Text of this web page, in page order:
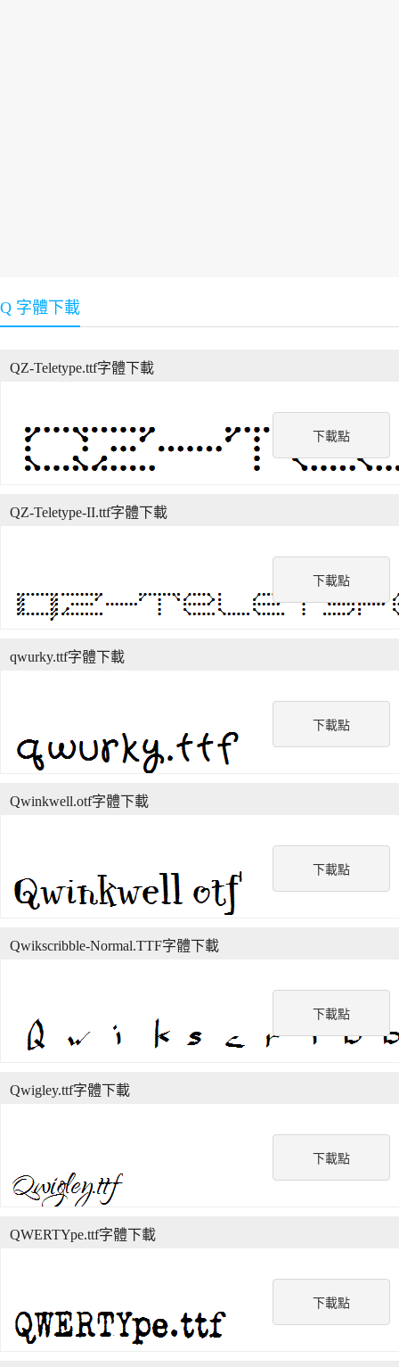
Q 字體下載
下載點
QZ-Teletype.ttf字體下載
下載點
QZ-Teletype-II.ttf字體下載
下載點
qwurky.ttf字體下載
下載點
Qwinkwell.otf字體下載
下載點
Qwikscribble-Normal.TTF字體下載
下載點
Qwigley.ttf字體下載
下載點
QWERTYpe.ttf字體下載